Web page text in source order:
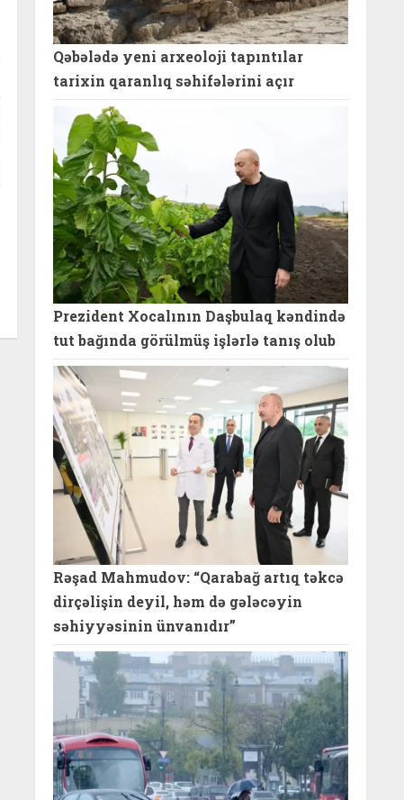
Qəbələdə yeni arxeoloji tapıntılar
tarixin qaranlıq səhifələrini açır
Prezident Xocalının Daşbulaq kəndində
tut bağında görülmüş işlərlə tanış olub
Rəşad Mahmudov: “Qarabağ artıq təkcə
dirçəlişin deyil, həm də gələcəyin
səhiyyəsinin ünvanıdır”